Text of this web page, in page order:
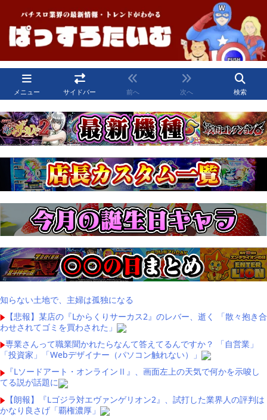
メニュー サイドバー 前へ 次へ 検索
知らない土地で、主婦は孤独になる
【悲報】某店の『Lからくりサーカス2』のレバー、逝く 「散々抱き合
わせされてゴミを買わされた」
専業さんって職業聞かれたらなんて答えてるんですか？ 「自営業」
「投資家」「Webデザイナー（パソコン触れない）」
『Lソードアート・オンラインⅡ』、画面左上の天気で何かを示唆し
てる説が話題に
【朗報】『Lゴジラ対エヴァンゲリオン2』、試打した業界人の評判は
かなり良さげ「覇権濃厚」